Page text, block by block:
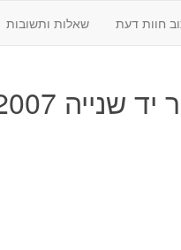
חוות דעת שאלות ותשובות
2007 - 2015